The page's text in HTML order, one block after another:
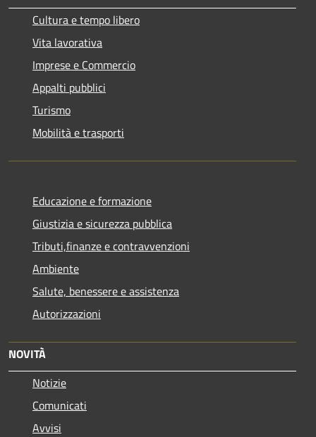
Cultura e tempo libero
Vita lavorativa
Imprese e Commercio
Appalti pubblici
Turismo
Mobilità e trasporti
Educazione e formazione
Giustizia e sicurezza pubblica
Tributi,finanze e contravvenzioni
Ambiente
Salute, benessere e assistenza
Autorizzazioni
NOVITÀ
Notizie
Comunicati
Avvisi